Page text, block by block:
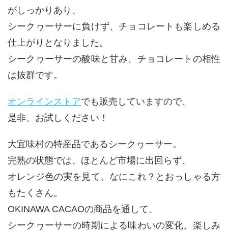
がしっかりあり、
シークヮーサーに負けず、チョコレートも楽しめる
仕上がりとなりました。
シークヮーサーの酸味と甘み、チョコレートの相性
は抜群です。
オンラインストアでも販売していますので、
是非、お試しください！
大宜味村の特産品であるシークヮーサー。
完熟の状態では、ほとんど市場に出回らず、
オレンジ色の実を見て、なにこれ？とおっしゃる方
もたくさん。
OKINAWA CACAOの商品を通して、
シークヮーサーの時期による味わいの変化、楽しみ